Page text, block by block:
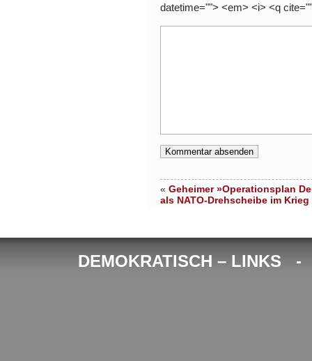
datetime=""> <em> <i> <q
« Geheimer »Operationsplan
als NATO-Drehscheibe im
DEMOKRATISCH – LINKS